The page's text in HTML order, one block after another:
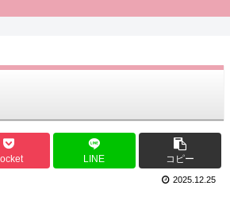
LINE コピー
2025.12.25